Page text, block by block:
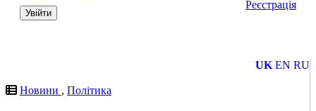
Увійти
Реєстрація
UK EN RU
Новини , Політика